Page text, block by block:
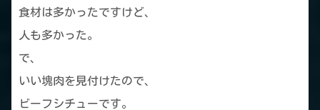
食材は多かったですけど、
人も多かった。
で、
いい塊肉を見付けたので、
ビーフシチューです。